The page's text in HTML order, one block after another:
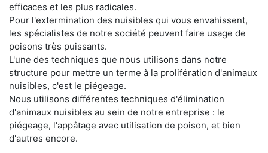
efficaces et les plus radicales.
Pour l'extermination des nuisibles qui vous envahissent,
les spécialistes de notre société peuvent faire usage de
poisons très puissants.
L'une des techniques que nous utilisons dans notre
structure pour mettre un terme à la prolifération d'animaux
nuisibles, c'est le piégeage.
Nous utilisons différentes techniques d'élimination
d'animaux nuisibles au sein de notre entreprise : le
piégeage, l'appâtage avec utilisation de poison, et bien
d'autres encore.